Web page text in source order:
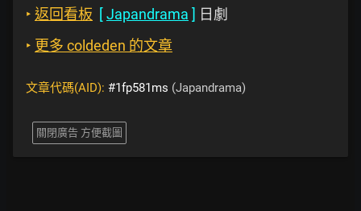
‣ 返回看板 [Japandrama ] 日劇
‣ 更多 coldeden 的文章
文章代碼(AID): #1fp581ms (Japandrama)
關閉廣告 方便截圖